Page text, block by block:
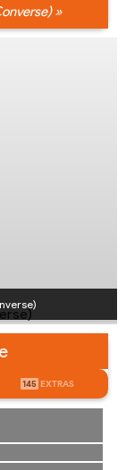
»
145 EXTRAS